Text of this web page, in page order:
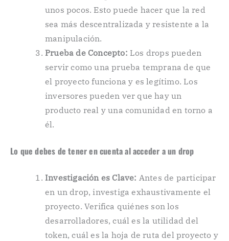
unos pocos. Esto puede hacer que la red
sea más descentralizada y resistente a la
manipulación.
Prueba de Concepto: Los drops pueden
servir como una prueba temprana de que
el proyecto funciona y es legítimo. Los
inversores pueden ver que hay un
producto real y una comunidad en torno a
él.
Lo que debes de tener en cuenta al acceder a un drop
Investigación es Clave: Antes de participar
en un drop, investiga exhaustivamente el
proyecto. Verifica quiénes son los
desarrolladores, cuál es la utilidad del
token, cuál es la hoja de ruta del proyecto y